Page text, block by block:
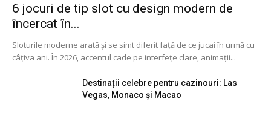
6 jocuri de tip slot cu design modern de
încercat în...
Sloturile moderne arată și se simt diferit față de ce jucai în urmă cu
câțiva ani. În 2026, accentul cade pe interfețe clare, animații...
Destinații celebre pentru cazinouri: Las
Vegas, Monaco și Macao